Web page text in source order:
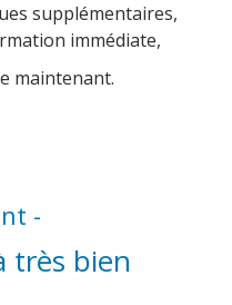
supplémentaires,
immédiate,
maintenant.
-
très bien